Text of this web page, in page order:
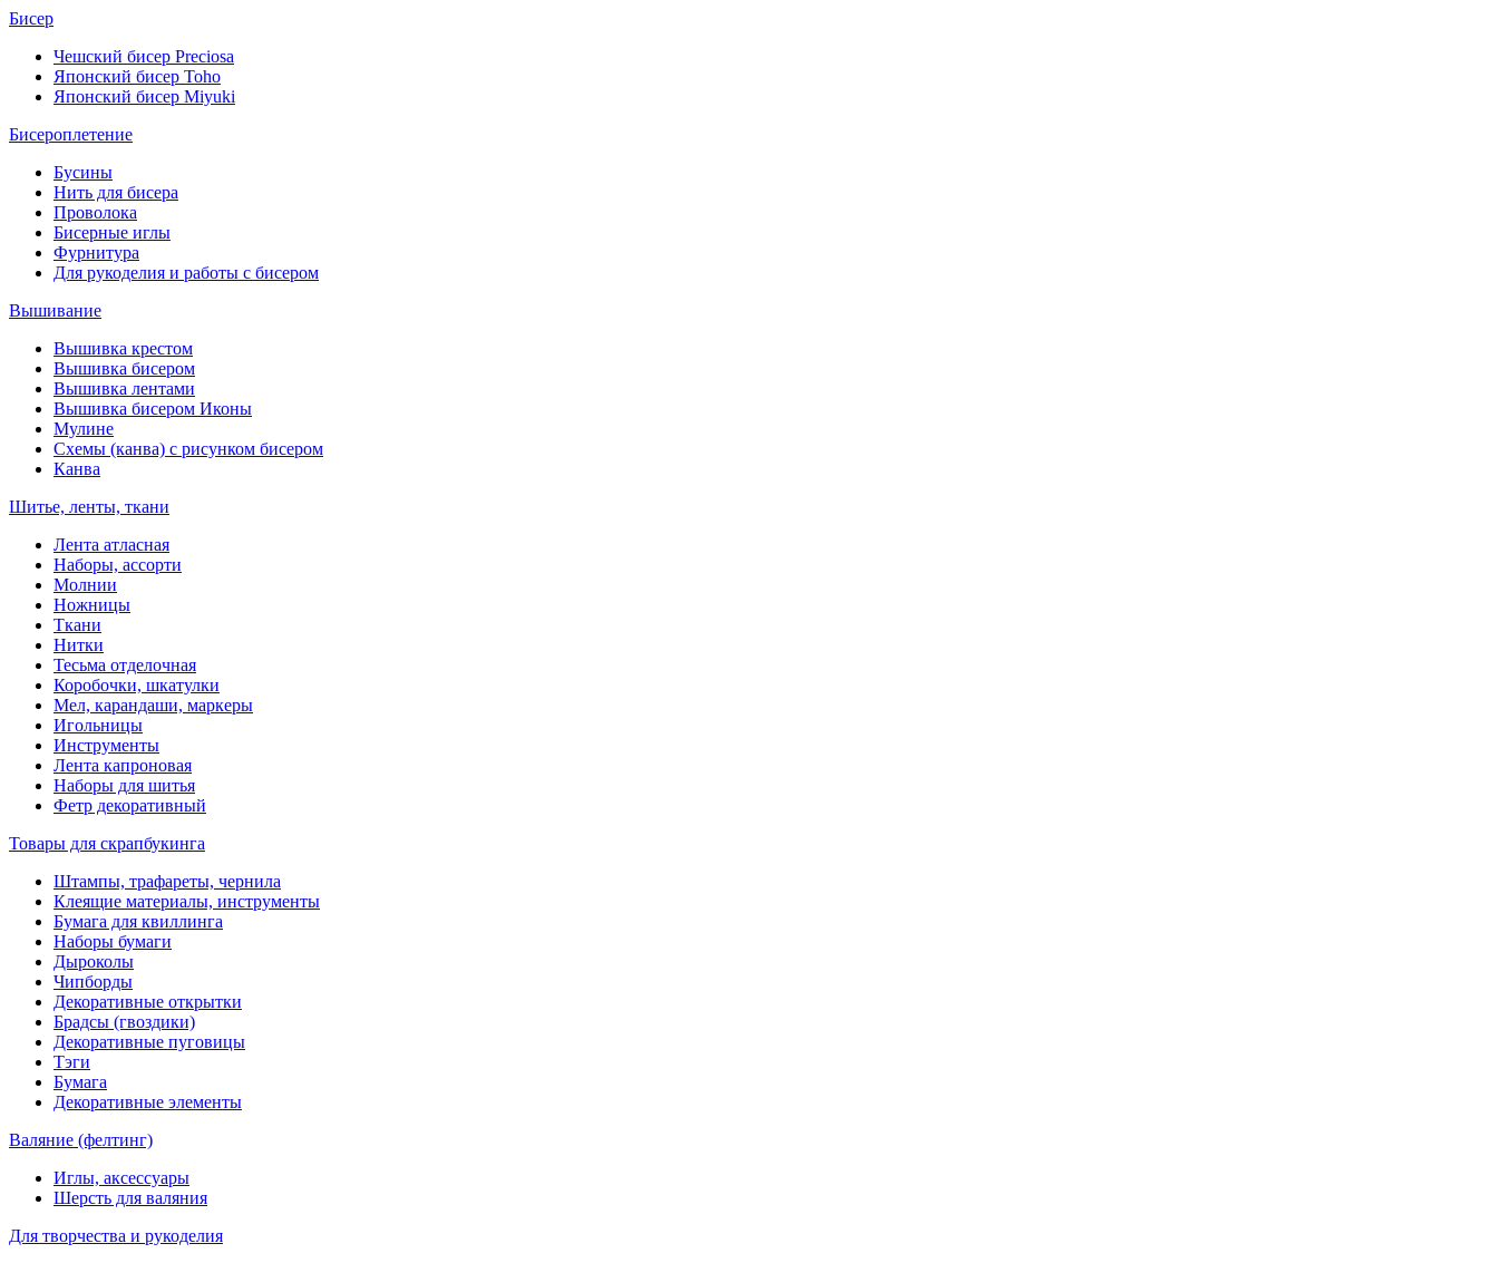
Бисер
Чешский бисер Preciosa
Японский бисер Toho
Японский бисер Miyuki
Бисероплетение
Бусины
Нить для бисера
Проволока
Бисерные иглы
Фурнитура
Для рукоделия и работы с бисером
Вышивание
Вышивка крестом
Вышивка бисером
Вышивка лентами
Вышивка бисером Иконы
Мулине
Схемы (канва) с рисунком бисером
Канва
Шитье, ленты, ткани
Лента атласная
Наборы, ассорти
Молнии
Ножницы
Ткани
Нитки
Тесьма отделочная
Коробочки, шкатулки
Мел, карандаши, маркеры
Игольницы
Инструменты
Лента капроновая
Наборы для шитья
Фетр декоративный
Товары для скрапбукинга
Штампы, трафареты, чернила
Клеящие материалы, инструменты
Бумага для квиллинга
Наборы бумаги
Дыроколы
Чипборды
Декоративные открытки
Брадсы (гвоздики)
Декоративные пуговицы
Тэги
Бумага
Декоративные элементы
Валяние (фелтинг)
Иглы, аксессуары
Шерсть для валяния
Для творчества и рукоделия